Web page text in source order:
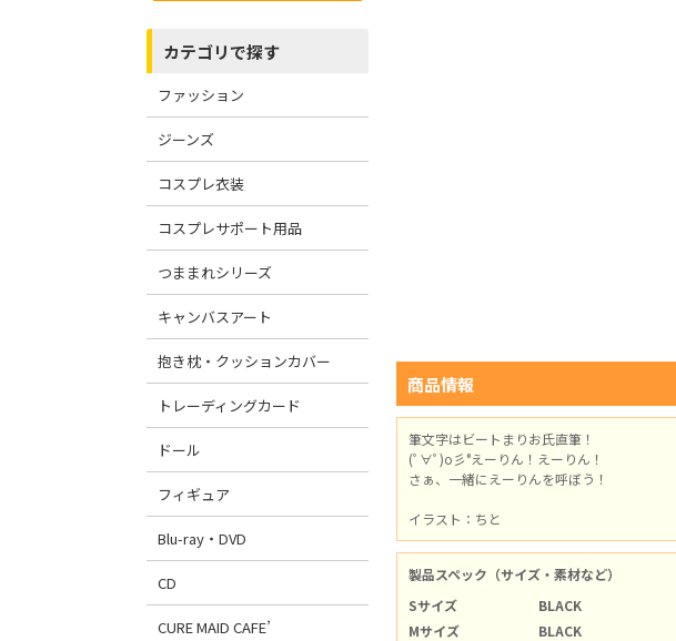
カテゴリで探す
ファッション
ジーンズ
コスプレ衣装
コスプレサポート用品
つままれシリーズ
キャンバスアート
抱き枕・クッションカバー
トレーディングカード
ドール
フィギュア
Blu-ray・DVD
CD
CURE MAID CAFE’
商品情報
筆文字はビートまりお氏直筆！
(ﾟ∀ﾟ)o彡°えーりん！えーりん！
さぁ、一緒にえーりんを呼ぼう！
イラスト：ちと
製品スペック（サイズ・素材など）
Sサイズ
BLACK
Mサイズ
BLACK